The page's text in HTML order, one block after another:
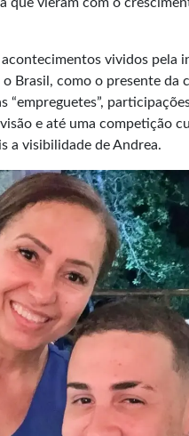
vividos pela
Brasil, como o presente da
“empreguetes”,
e até uma competição
a visibilidade de Andrea.